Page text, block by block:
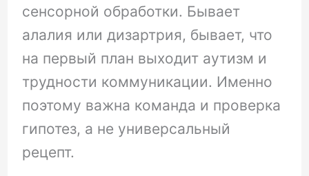
сенсорной обработки. Бывает
алалия или дизартрия, бывает, что
на первый план выходит аутизм и
трудности коммуникации. Именно
поэтому важна команда и проверка
гипотез, а не универсальный
рецепт.